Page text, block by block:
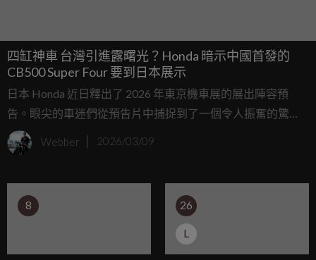
四缸神車 台灣引進露曙光？Honda 暗示中國首發的
CB500 Super Four 要到日本展示
日本 Honda 近日釋出了 2026 年東京機車展的展出陣容預
告。眼尖的車迷們從預告片中捕捉到了一個令人振奮的驚
喜：先前於中國市場首發、引起全球熱烈討論的四缸復古街
車「CB500 Super Four」，極有可能正式登陸日本展開販
Webber 2026/03/09
8 26
L